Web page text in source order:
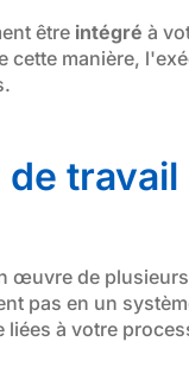
être intégréà
manière,
travail
œuvre de
pas en un
à votre